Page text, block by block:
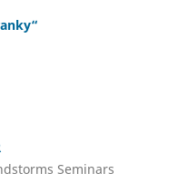
Seminars